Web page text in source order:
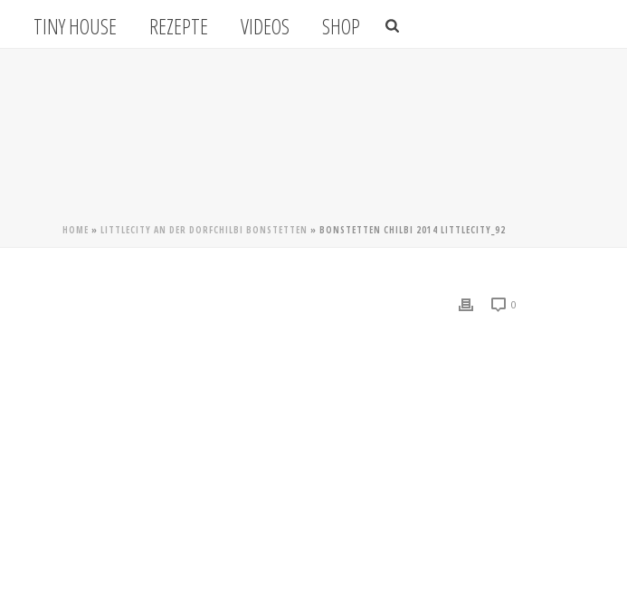
TINY HOUSE REZEPTE VIDEOS SHOP
HOME » LITTLECITY AN DER DORFCHILBI BONSTETTEN » BONSTETTEN CHILBI 2014 LITTLECITY_92
0